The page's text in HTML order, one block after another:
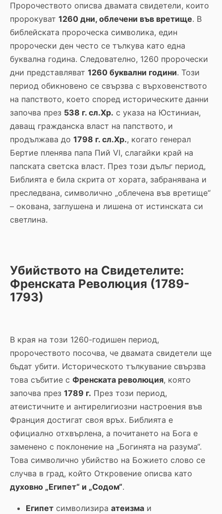
Пророчеството описва двамата свидетели, които
пророкуват 1260 дни, облечени във вретище. В
библейската пророческа символика, един
пророчески ден често се тълкува като една
буквална година. Следователно, 1260 пророчески
дни представляват 1260 буквални години. Този
период обикновено се свързва с върховенството
на папството, което според историческите данни
започва през 538 г. сл.Хр. с указа на Юстиниан,
даващ гражданска власт на папството, и
продължава до 1798 г. сл.Хр., когато генерал
Бертие пленява папа Пий VI, слагайки край на
папската светска власт. През този дълъг период,
Библията е била скрита от хората, забранявана и
преследвана, символично „облечена във вретище“
– окована, заглушена и лишена от истинската си
светлина.
Убийството на Свидетелите:
Френската Революция (1789-
1793)
В края на този 1260-годишен период,
пророчеството посочва, че двамата свидетели ще
бъдат убити. Историческото тълкувание свързва
това събитие с Френската революция, която
започва през 1789 г. През този период,
атеистичните и антирелигиозни настроения във
Франция достигат своя връх. Библията е
официално отхвърлена, а почитането на Бога е
заменено с поклонение на „Богинята на разума“.
Това символично убийство на Божието слово се
случва в град, който Откровение описва като
духовно „Египет“ и „Содом“.
Египет символизира атеизма и